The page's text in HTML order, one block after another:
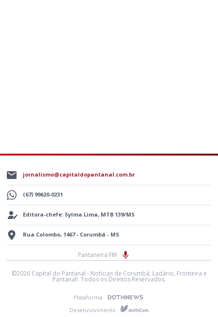
jornalismo@capitaldopantanal.com.br
(67) 99620-0231
Editora-chefe: Sylma Lima, MTB 139/MS
Rua Colombo, 1467 - Corumbá - MS
Pantaneira FM
©2026 Capital do Pantanal - Notícias de Corumbá, Ladário, Fronteira e
Pantanal!. Todos os Direitos Reservados.
Plataforma
Desenvolvimento